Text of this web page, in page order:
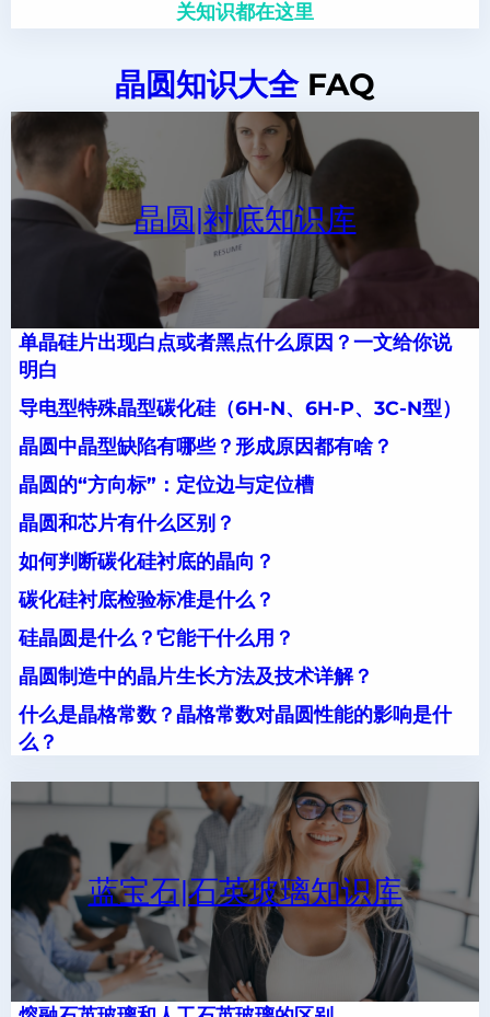
关知识都在这里
晶圆知识大全FAQ
晶圆|衬底知识库
单晶硅片出现白点或者黑点什么原因？一文给你说
明白
导电型特殊晶型碳化硅（6H-N、6H-P、3C-N型）
晶圆中晶型缺陷有哪些？形成原因都有啥？
晶圆的“方向标”：定位边与定位槽
晶圆和芯片有什么区别？
如何判断碳化硅衬底的晶向？
碳化硅衬底检验标准是什么？
硅晶圆是什么？它能干什么用？
晶圆制造中的晶片生长方法及技术详解？
什么是晶格常数？晶格常数对晶圆性能的影响是什
么？
蓝宝石|石英玻璃知识库